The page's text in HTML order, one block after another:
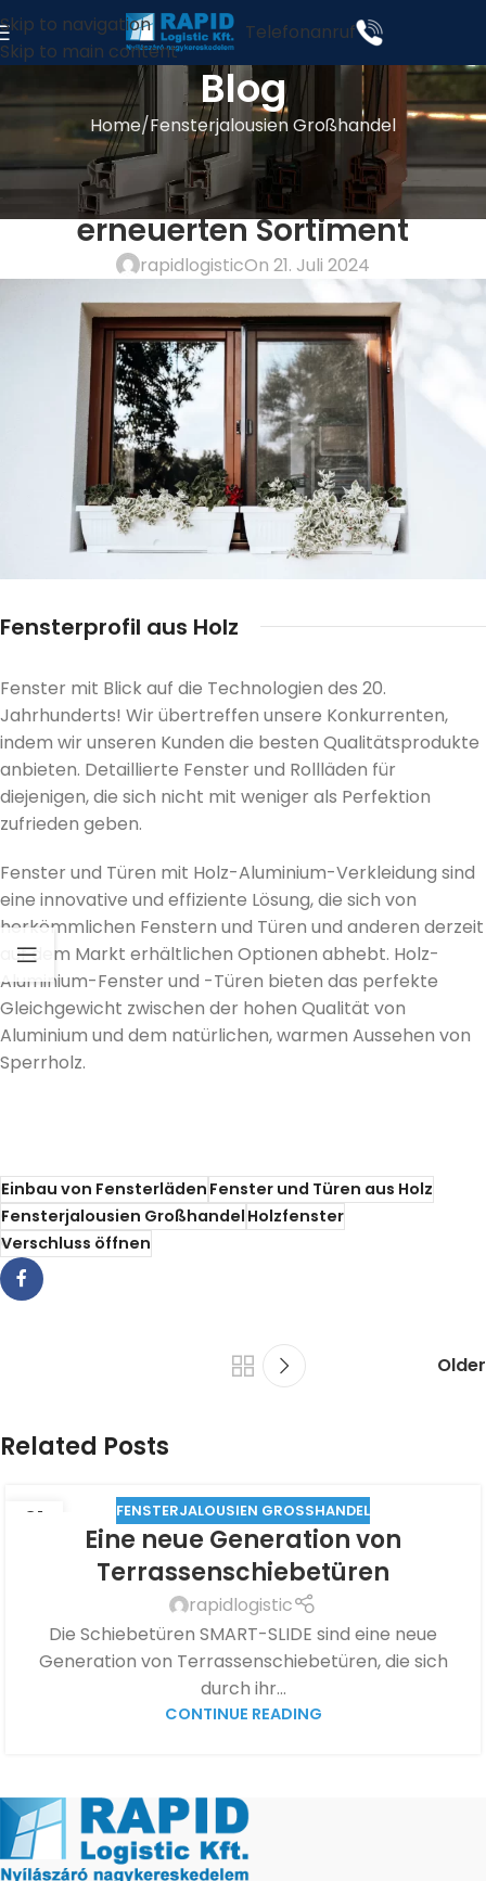
Skip to navigation
Skip to main content
Telefonanruf
Blog
Home Fensterjalousien Großhandel
FENSTERJALOUSIEN GROSSHANDEL
Holzfenster in unserem
erneuerten Sortiment
rapidlogisticOn 21. Juli 2024
Fensterprofil aus Holz
Fenster mit Blick auf die Technologien des 20.
Jahrhunderts! Wir übertreffen unsere Konkurrenten,
indem wir unseren Kunden die besten Qualitätsprodukte
anbieten. Detaillierte Fenster und Rollläden für
diejenigen, die sich nicht mit weniger als Perfektion
zufrieden geben.
Fenster und Türen mit Holz-Aluminium-Verkleidung sind
eine innovative und effiziente Lösung, die sich von
herkömmlichen Fenstern und Türen und anderen derzeit
auf dem Markt erhältlichen Optionen abhebt. Holz-
Aluminium-Fenster und -Türen bieten das perfekte
Gleichgewicht zwischen der hohen Qualität von
Aluminium und dem natürlichen, warmen Aussehen von
Sperrholz.
Einbau von FensterlädenFenster und Türen aus Holz
Fensterjalousien GroßhandelHolzfenster
Verschluss öffnen
Older
Related Posts
21 FENSTERJALOUSIEN GROSSHANDEL
Eine neue Generation von
Terrassenschiebetüren
rapidlogistic
Die Schiebetüren SMART-SLIDE sind eine neue
Generation von Terrassenschiebetüren, die sich
durch ihr...
CONTINUE READING